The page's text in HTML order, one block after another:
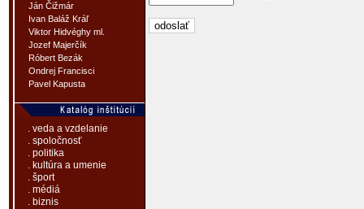
Ján Čižmár
Ivan Baláž Kráľ
Viktor Hidvéghy ml.
Jozef Majerčík
Róbert Bezák
Ondrej Francisci
Pavel Kapusta
. veda a vzdelanie
. spoločnosť
. politika
. kultúra a umenie
. šport
. médiá
. biznis